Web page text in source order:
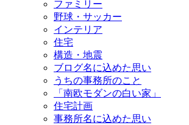
ファミリー
野球・サッカー
インテリア
住宅
構造・地震
ブログ名に込めた思い
うちの事務所のこと
「南欧モダンの白い家」
住宅計画
事務所名に込めた思い